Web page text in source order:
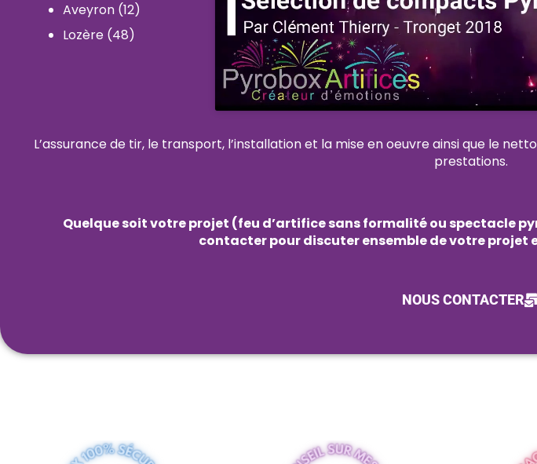
Aveyron (12)
Lozère (48)
L’assurance de tir, le transport, l’installation et la mise en oeuvre ainsi que le
prestations.
Quelque soit votre projet (feu d’artifice sans formalité ou spectacle
contacter pour discuter ensemble de votre projet
NOUS CONTACTER